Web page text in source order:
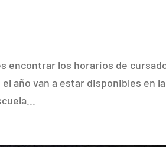
encontrar los horarios de
año van a estar disponibles en la